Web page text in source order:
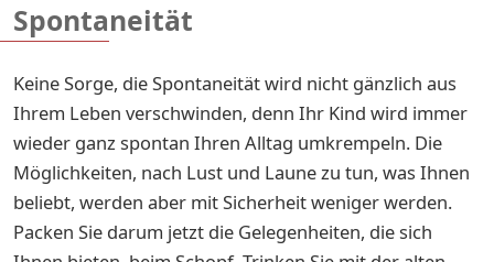
Spontaneität
Keine Sorge, die Spontaneität wird nicht gänzlich aus
Ihrem Leben verschwinden, denn Ihr Kind wird immer
wieder ganz spontan Ihren Alltag umkrempeln. Die
Möglichkeiten, nach Lust und Laune zu tun, was Ihnen
beliebt, werden aber mit Sicherheit weniger werden.
Packen Sie darum jetzt die Gelegenheiten, die sich